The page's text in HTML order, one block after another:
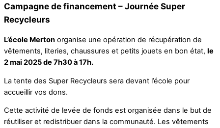
Campagne de financement – Journée Super
Recycleurs
L’école Merton organise une opération de récupération de
vêtements, literies, chaussures et petits jouets en bon état, le
2 mai 2025 de 7h30 à 17h.
La tente des Super Recycleurs sera devant l’école pour
accueillir vos dons.
Cette activité de levée de fonds est organisée dans le but de
réutiliser et redistribuer dans la communauté. Les vêtements